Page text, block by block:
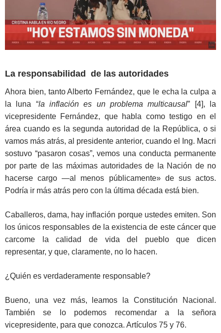
La responsabilidad de las autoridades
Ahora bien, tanto Alberto Fernández, que le echa la culpa a
la luna “la inflación es un problema multicausal” [4], la
vicepresidente Fernández, que habla como testigo en el
área cuando es la segunda autoridad de la República, o si
vamos más atrás, al presidente anterior, cuando el Ing. Macri
sostuvo “pasaron cosas”, vemos una conducta permanente
por parte de las máximas autoridades de la Nación de no
hacerse cargo —al menos públicamente» de sus actos.
Podría ir más atrás pero con la última década está bien.
Caballeros, dama, hay inflación porque ustedes emiten. Son
los únicos responsables de la existencia de este cáncer que
carcome la calidad de vida del pueblo que dicen
representar, y que, claramente, no lo hacen.
¿Quién es verdaderamente responsable?
Bueno, una vez más, leamos la Constitución Nacional.
También se lo podemos recomendar a la señora
vicepresidente, para que conozca. Artículos 75 y 76.